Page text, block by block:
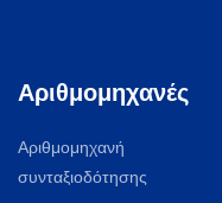
Αριθμομηχανές
Αριθμομηχανή
συνταξιοδότησης